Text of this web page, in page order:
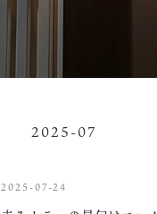
2025-07
2025-07-24